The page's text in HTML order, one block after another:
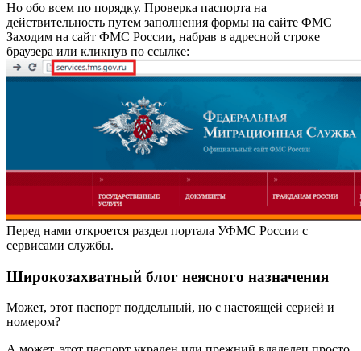
Но обо всем по порядку. Проверка паспорта на
действительность путем заполнения формы на сайте ФМС
Заходим на сайт ФМС России, набрав в адресной строке
браузера или кликнув по ссылке:
Перед нами откроется раздел портала УФМС России с
сервисами службы.
Широкозахватный блог неясного назначения
Может, этот паспорт поддельный, но с настоящей серией и
номером?